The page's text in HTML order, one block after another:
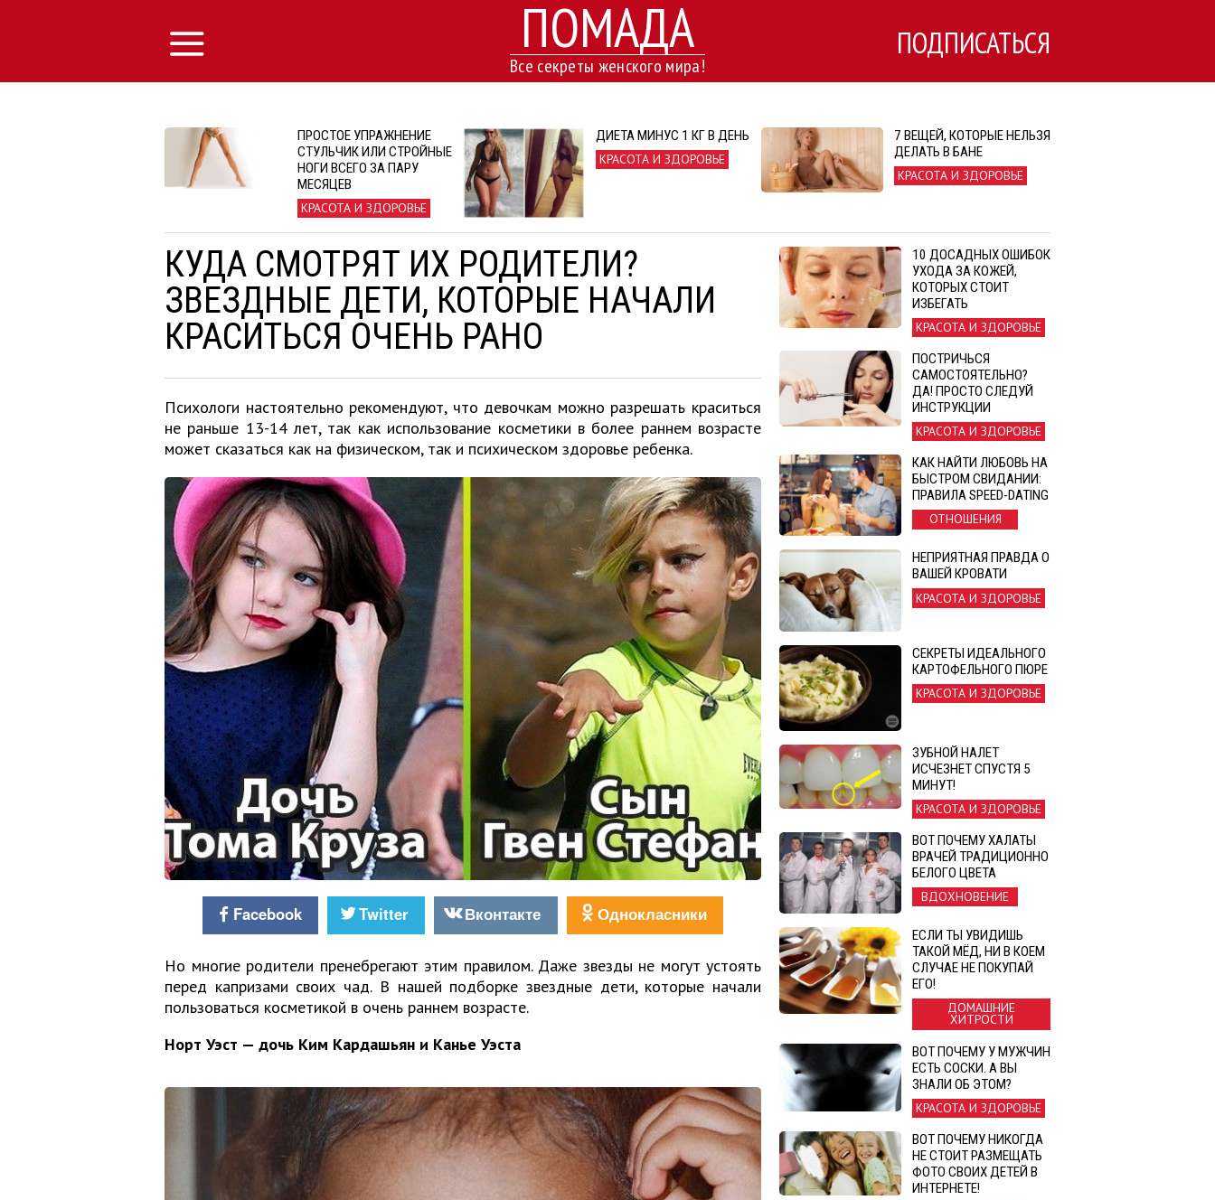
ПОМАДА
Все секреты женского мира!
ПОДПИСАТЬСЯ
ПРОСТОЕ УПРАЖНЕНИЕ
СТУЛЬЧИК ИЛИ СТРОЙНЫЕ
НОГИ ВСЕГО ЗА ПАРУ
МЕСЯЦЕВ
КРАСОТА И ЗДОРОВЬЕ
ДИЕТА МИНУС 1 КГ В ДЕНЬ
КРАСОТА И ЗДОРОВЬЕ
7 ВЕЩЕЙ, КОТОРЫЕ НЕЛЬЗЯ
ДЕЛАТЬ В БАНЕ
КРАСОТА И ЗДОРОВЬЕ
КУДА СМОТРЯТ ИХ РОДИТЕЛИ?
ЗВЕЗДНЫЕ ДЕТИ, КОТОРЫЕ НАЧАЛИ
КРАСИТЬСЯ ОЧЕНЬ РАНО
Психологи настоятельно рекомендуют, что девочкам можно разрешать краситься
не раньше 13-14 лет, так как использование косметики в более раннем возрасте
может сказаться как на физическом, так и психическом здоровье ребенка.
Facebook Twitter Вконтакте Однокласники
Но многие родители пренебрегают этим правилом. Даже звезды не могут устоять
перед капризами своих чад. В нашей подборке звездные дети, которые начали
пользоваться косметикой в очень раннем возрасте.
Норт Уэст — дочь Ким Кардашьян и Канье Уэста
10 ДОСАДНЫХ ОШИБОК
УХОДА ЗА КОЖЕЙ,
КОТОРЫХ СТОИТ
ИЗБЕГАТЬ
КРАСОТА И ЗДОРОВЬЕ
ПОСТРИЧЬСЯ
САМОСТОЯТЕЛЬНО?
ДА! ПРОСТО СЛЕДУЙ
ИНСТРУКЦИИ
КРАСОТА И ЗДОРОВЬЕ
КАК НАЙТИ ЛЮБОВЬ НА
БЫСТРОМ СВИДАНИИ:
ПРАВИЛА SPEED-DATING
ОТНОШЕНИЯ
НЕПРИЯТНАЯ ПРАВДА О
ВАШЕЙ КРОВАТИ
КРАСОТА И ЗДОРОВЬЕ
СЕКРЕТЫ ИДЕАЛЬНОГО
КАРТОФЕЛЬНОГО ПЮРЕ
КРАСОТА И ЗДОРОВЬЕ
ЗУБНОЙ НАЛЕТ
ИСЧЕЗНЕТ СПУСТЯ 5
МИНУТ!
КРАСОТА И ЗДОРОВЬЕ
ВОТ ПОЧЕМУ ХАЛАТЫ
ВРАЧЕЙ ТРАДИЦИОННО
БЕЛОГО ЦВЕТА
ВДОХНОВЕНИЕ
ЕСЛИ ТЫ УВИДИШЬ
ТАКОЙ МЁД, НИ В КОЕМ
СЛУЧАЕ НЕ ПОКУПАЙ
ЕГО!
ДОМАШНИЕ
ХИТРОСТИ
ВОТ ПОЧЕМУ У МУЖЧИН
ЕСТЬ СОСКИ. А ВЫ
ЗНАЛИ ОБ ЭТОМ?
КРАСОТА И ЗДОРОВЬЕ
ВОТ ПОЧЕМУ НИКОГДА
НЕ СТОИТ РАЗМЕЩАТЬ
ФОТО СВОИХ ДЕТЕЙ В
ИНТЕРНЕТЕ!